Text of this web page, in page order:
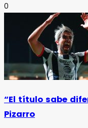
0
“El título sabe
Pizarro